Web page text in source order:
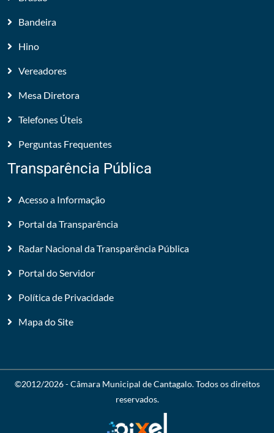
Bandeira
Hino
Vereadores
Mesa Diretora
Telefones Úteis
Perguntas Frequentes
Transparência Pública
Acesso a Informação
Portal da Transparência
Radar Nacional da Transparência Pública
Portal do Servidor
Política de Privacidade
Mapa do Site
©2012/2026 -Câmara Municipal de Cantagalo. Todos os direitos
reservados.